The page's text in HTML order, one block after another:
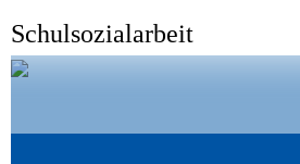
Schulsozialarbeit